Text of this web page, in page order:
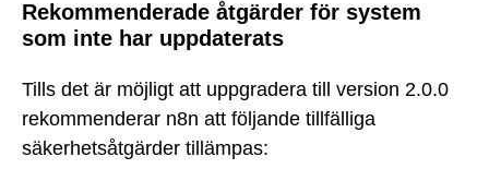
Rekommenderade åtgärder för system
som inte har uppdaterats
Tills det är möjligt att uppgradera till version 2.0.0
rekommenderar n8n att följande tillfälliga
säkerhetsåtgärder tillämpas: